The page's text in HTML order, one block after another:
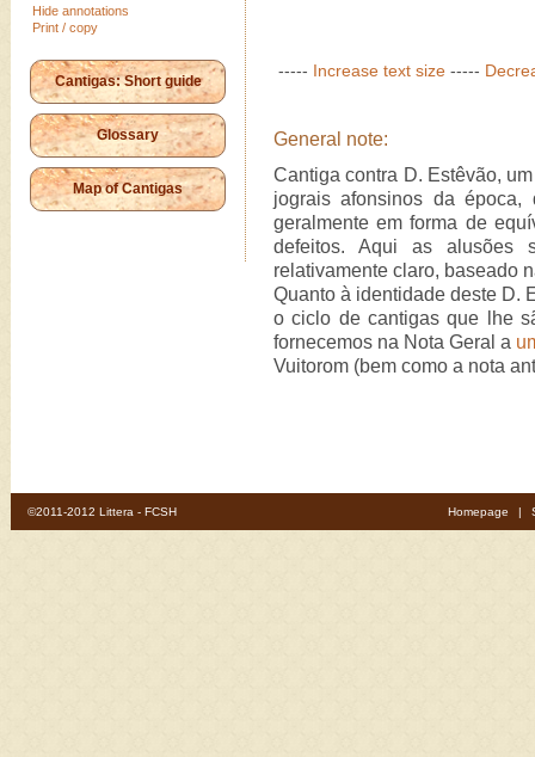
Hide annotations
Print / copy
Cantigas: Short guide
Glossary
Map of Cantigas
----- Increase text size -----
General note:
Cantiga contra D. Estêvão,
jograis afonsinos da
geralmente em forma de
defeitos. Aqui as alusões
relativamente claro, baseado
Quanto à identidade deste D.
o ciclo de cantigas que lhe
fornecemos na Nota Geral a
Vuitorom (bem como a nota
©2011-2012 Littera - FCSH Homepage |